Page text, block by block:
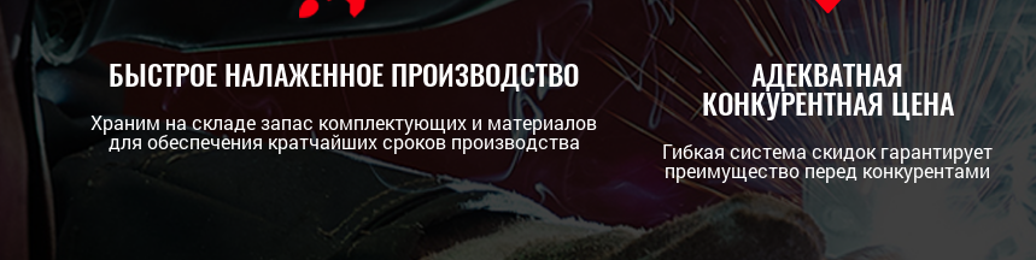
БЫСТРОЕ НАЛАЖЕННОЕ ПРОИЗВОДСТВО
Храним на складе запас комплектующих и материалов
для обеспечения кратчайших сроков производства
АДЕКВАТНАЯ
КОНКУРЕНТНАЯ ЦЕНА
Гибкая система скидок гарантирует
преимущество перед конкурентами